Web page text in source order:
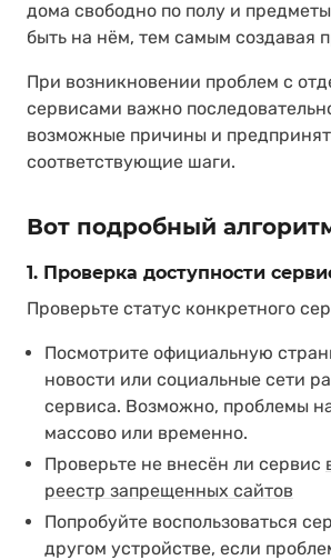
дома свободно по полу и
быть на нём, тем самым создавая
При возникновении проблем с
сервисами важно
возможные причины и
соответствующие шаги.
Вот подробный
1. Проверка доступности
Проверьте статус конкретного
Посмотрите официальную
новости или социальные сети
сервиса. Возможно, проблемы
массово или временно.
Проверьте не внесён ли сервис
реестр запрещенных сайтов
Попробуйте воспользоваться
другом устройстве, если